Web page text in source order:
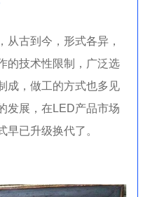
从古到今，形式各异，
的技术性限制，广泛选
成，做工的方式也多见
发展，在LED产品市场
早已升级换代了。